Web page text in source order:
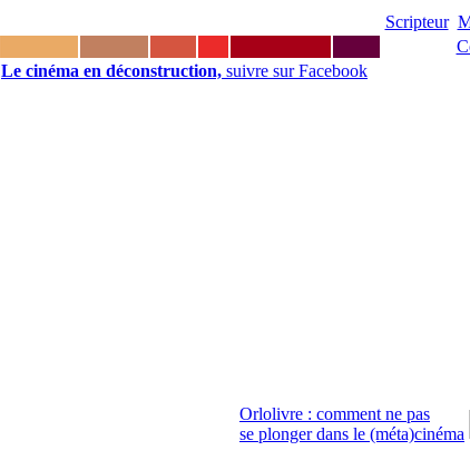
Scripteur
Le cinéma en déconstruction, suivre sur Facebook
Orlolivre : comment ne pas
se plonger dans le (méta)cinéma